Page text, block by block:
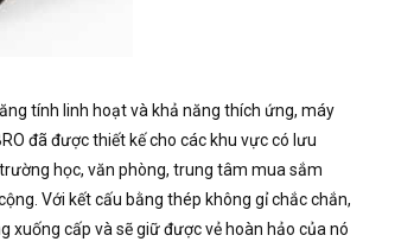
tính linh hoạt và khả năng thích ứng, máy
đã được thiết kế cho các khu vực có lưu
học, văn phòng, trung tâm mua sắm
Với kết cấu bằng thép không gỉ chắc chắn,
xuống cấp và sẽ giữ được vẻ hoàn hảo của nó